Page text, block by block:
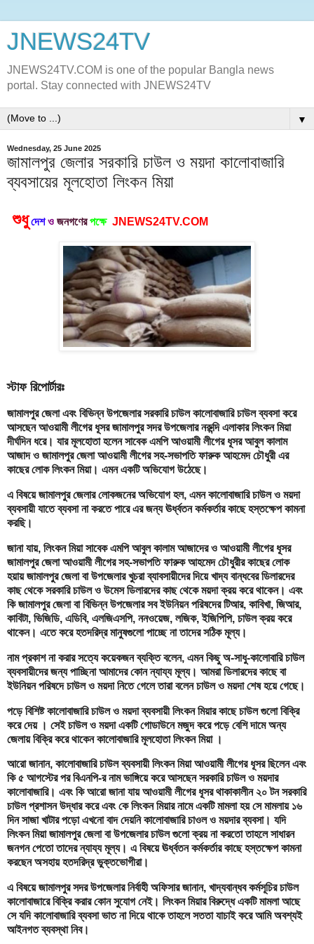
JNEWS24TV
JNEWS24TV.COM is one of the popular Bangla news
portal. Stay connected with JNEWS24TV
▼
Wednesday, 25 June 2025
জামালপুর জেলার সরকারি চাউল ও ময়দা কালোবাজারি
ব্যবসায়ের মূলহোতা লিংকন মিয়া
শুধু দেশও জনগণেরপক্ষে JNEWS24TV.COM
স্টাফ রিপোর্টারঃ
জামালপুর জেলা এবং বিভিন্ন উপজেলার সরকারি চাউল কালোবাজারি চাউল ব্যবসা করে
আসছেন আওয়ামী লীগের ধূসর জামালপুর সদর উপজেলার নরুন্দি এলাকার লিংকন মিয়া
দীর্ঘদিন ধরে। যার মূলহোতা হলেন সাবেক এমপি আওয়ামী লীগের ধূসর আবুল কালাম
আজাদ ও জামালপুর জেলা আওয়ামী লীগের সহ-সভাপতি ফারুক আহমেদ চৌধুরী এর
কাছের লোক লিংকন মিয়া। এমন একটি অভিযোগ উঠেছে।
এ বিষয়ে জামালপুর জেলার লোকজনের অভিযোগ হল, এমন কালোবাজারি চাউল ও ময়দা
ব্যবসায়ী যাতে ব্যবসা না করতে পারে এর জন্য ঊর্ধ্বতন কর্মকর্তার কাছে হস্তক্ষেপ কামনা
করছি।
জানা যায়, লিংকন মিয়া সাবেক এমপি আবুল কালাম আজাদের ও আওয়ামী লীগের ধূসর
জামালপুর জেলা আওয়ামী লীগের সহ-সভাপতি ফারুক আহমেদ চৌধুরীর কাছের লোক
হয়ায় জামালপুর জেলা বা উপজেলার খুচরা ব্যাবসায়ীদের দিয়ে খাদ্য বান্ধবের ডিলারদের
কাছ থেকে সরকারি চাউল ও উমেস ডিলারদের কাছ থেকে ময়দা ক্রয় করে থাকেন। এবং
কি জামালপুর জেলা বা বিভিন্ন উপজেলার সব ইউনিয়ন পরিষদের টিআর, কাবিখা, জিআর,
কাবিটা, ভিজিডি, এডিবি, এলজিএসপি, ননওয়েজ, লজিক, ইজিপিপি, চাউল ক্রয় করে
থাকেন। এতে করে হতদরিদ্র মানুষগুলো পাচ্ছে না তাদের সঠিক মূল্য।
নাম প্রকাশ না করার সত্যে কয়েকজন ব্যক্তি বলেন, এমন কিছু অ-সাধু-কালোবারি চাউল
ব্যবসায়ীদের জন্য পাচ্ছিনা আমাদের কোন ন্যায্য মূল্য। আমরা ডিলারদের কাছে বা
ইউনিয়ন পরিষদে চাউল ও ময়দা নিতে গেলে তারা বলেন চাউল ও ময়দা শেষ হয়ে গেছে।
পড়ে বিশিষ্ট কালোবাজারি চাউল ও ময়দা ব্যবসায়ী লিংকন মিয়ার কাছে চাউল গুলো বিক্রি
করে দেয় । সেই চাউল ও ময়দা একটি গোডাউনে মজুদ করে পড়ে বেশি দামে অন্য
জেলায় বিক্রি করে থাকেন কালোবাজারি মূলহোতা লিংকন মিয়া ।
আরো জানান, কালোবাজারি চাউল ব্যবসায়ী লিংকন মিয়া আওয়ামী লীগের ধূসর ছিলেন এবং
কি ৫ আগস্টের পর বিএনপি-র নাম ভাঙ্গিয়ে করে আসছেন সরকারি চাউল ও ময়দার
কালোবাজারি। এবং কি আরো জানা যায় আওয়ামী লীগের ধূসর থাকাকালীন ২০ টন সরকারি
চাউল প্রশাসন উদ্ধার করে এবং কে লিংকন মিয়ার নামে একটি মামলা হয় সে মামলায় ১৬
দিন সাজা খাটার পড়ো এখনো বাদ দেয়নি কালোবাজারি চাওল ও ময়দার ব্যবসা। যদি
লিংকন মিয়া জামালপুর জেলা বা উপজেলার চাউল গুলো ক্রয় না করতো তাহলে সাধারন
জনগন পেতো তাদের ন্যায্য মূল্য। এ বিষয়ে ঊর্ধ্বতন কর্মকর্তার কাছে হস্তক্ষেপ কামনা
করছেন অসহায় হতদরিদ্র ভুক্তভোগীরা।
এ বিষয়ে জামালপুর সদর উপজেলার নির্বাহী অফিসার জানান, খাদ্যবান্ধব কর্মসূচির চাউল
কালোবাজারে বিক্রি করার কোন সুযোগ নেই। লিংকন মিয়ার বিরুদ্ধে একটি মামলা আছে
সে যদি কালোবাজারি ব্যবসা ভাত না দিয়ে থাকে তাহলে সততা যাচাই করে আমি অবশ্যই
আইনগত ব্যবস্থা নিব।